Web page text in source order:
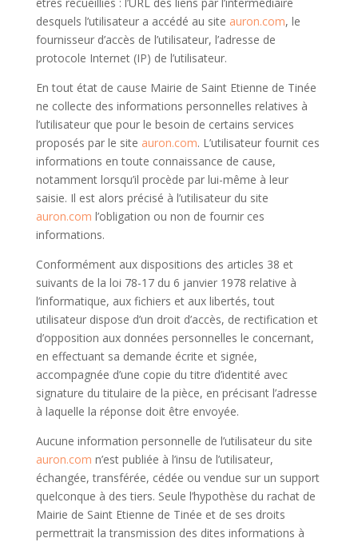
êtres recueillies : l’URL des liens par l’intermédiaire
desquels l’utilisateur a accédé au site auron.com, le
fournisseur d’accès de l’utilisateur, l’adresse de
protocole Internet (IP) de l’utilisateur.
En tout état de cause Mairie de Saint Etienne de Tinée
ne collecte des informations personnelles relatives à
l’utilisateur que pour le besoin de certains services
proposés par le site auron.com. L’utilisateur fournit ces
informations en toute connaissance de cause,
notamment lorsqu’il procède par lui-même à leur
saisie. Il est alors précisé à l’utilisateur du site
auron.com l’obligation ou non de fournir ces
informations.
Conformément aux dispositions des articles 38 et
suivants de la loi 78-17 du 6 janvier 1978 relative à
l’informatique, aux fichiers et aux libertés, tout
utilisateur dispose d’un droit d’accès, de rectification et
d’opposition aux données personnelles le concernant,
en effectuant sa demande écrite et signée,
accompagnée d’une copie du titre d’identité avec
signature du titulaire de la pièce, en précisant l’adresse
à laquelle la réponse doit être envoyée.
Aucune information personnelle de l’utilisateur du site
auron.com n’est publiée à l’insu de l’utilisateur,
échangée, transférée, cédée ou vendue sur un support
quelconque à des tiers. Seule l’hypothèse du rachat de
Mairie de Saint Etienne de Tinée et de ses droits
permettrait la transmission des dites informations à